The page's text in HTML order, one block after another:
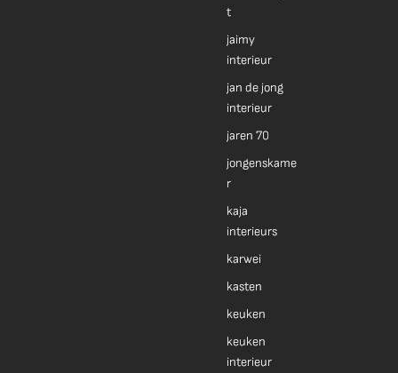
t
jaimy
interieur
jan de jong
interieur
jaren 70
jongenskame
r
kaja
interieurs
karwei
kasten
keuken
keuken
interieur